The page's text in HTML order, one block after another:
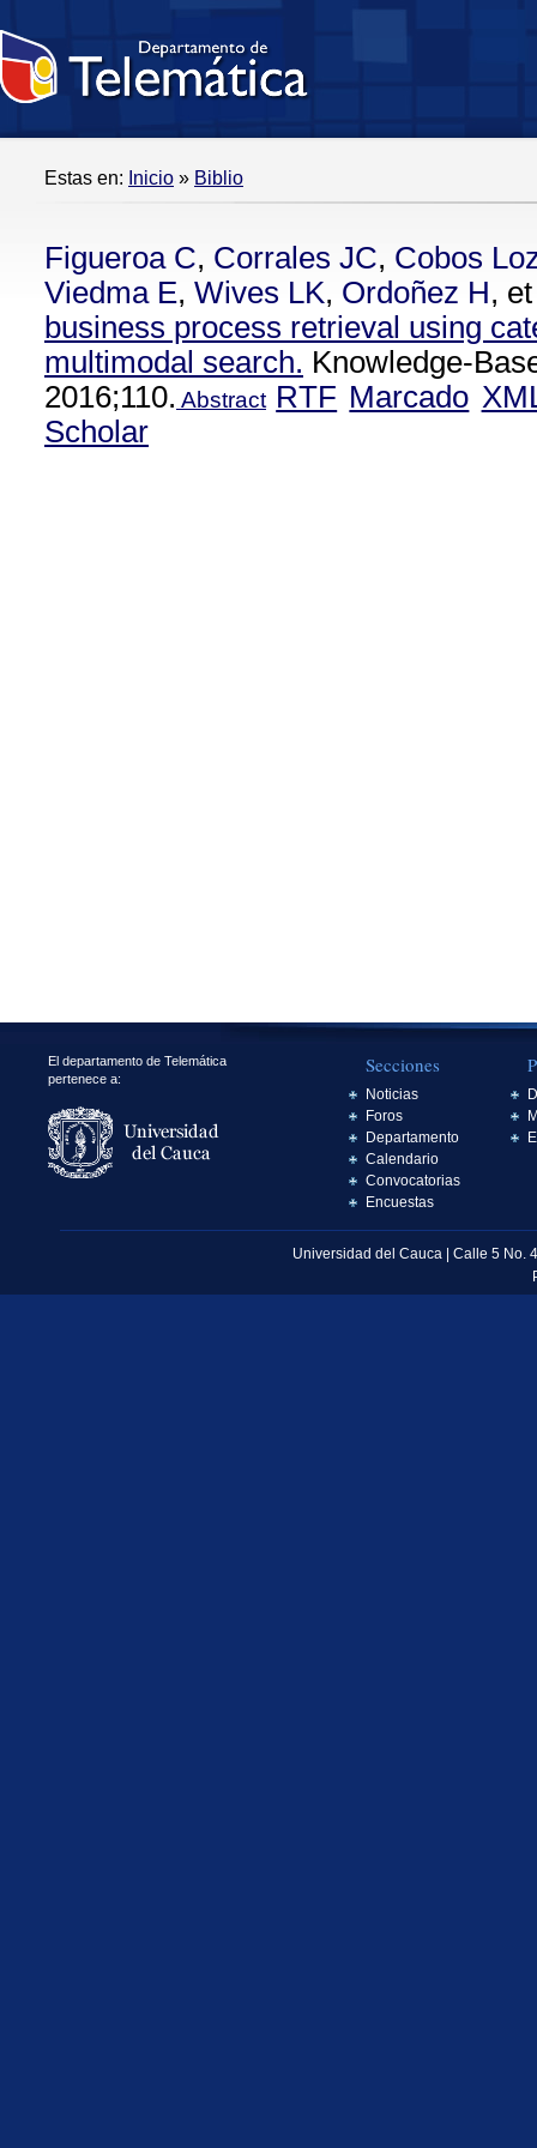
Estas en: Inicio » Biblio
Figueroa C, Corrales JC, Cobos
Viedma E, Wives LK, Ordoñez H,
business process retrieval using
multimodal search. Knowledge-
2016;110. Abstract RTF Marcado
Scholar
El departamento de Telemática
pertenece a:
Secciones
Noticias
Foros
Departamento
Calendario
Convocatorias
Encuestas
Universidad del Cauca | Calle 5 No.